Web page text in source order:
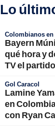
Lo
Colombianos
Bayern
qué hora y
TV el
Gol Caracol
Lamine
en
con Ryan